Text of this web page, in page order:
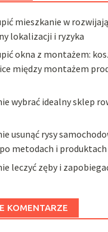
mieszkanie w
lokalizacji i ryzyka
okna z montażem:
między montażem
wybrać idealny sklep
usunąć rysy
metodach i produktach
leczyć zęby i
KOMENTARZE